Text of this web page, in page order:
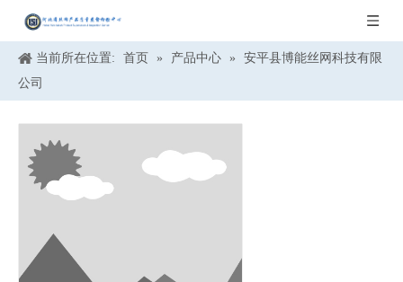
当前所在位置: 首页 » 产品中心 »
安平县博能丝网科技有限
公司